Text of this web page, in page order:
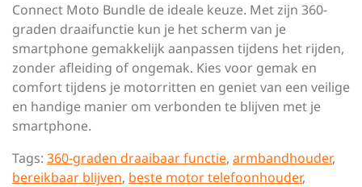
Connect Moto Bundle de ideale keuze. Met zijn 360-
graden draaifunctie kun je het scherm van je
smartphone gemakkelijk aanpassen tijdens het rijden,
zonder afleiding of ongemak. Kies voor gemak en
comfort tijdens je motorritten en geniet van een veilige
en handige manier om verbonden te blijven met je
smartphone.
Tags: 360-graden draaibaar functie, armbandhouder,
bereikbaar blijven, beste motor telefoonhouder,